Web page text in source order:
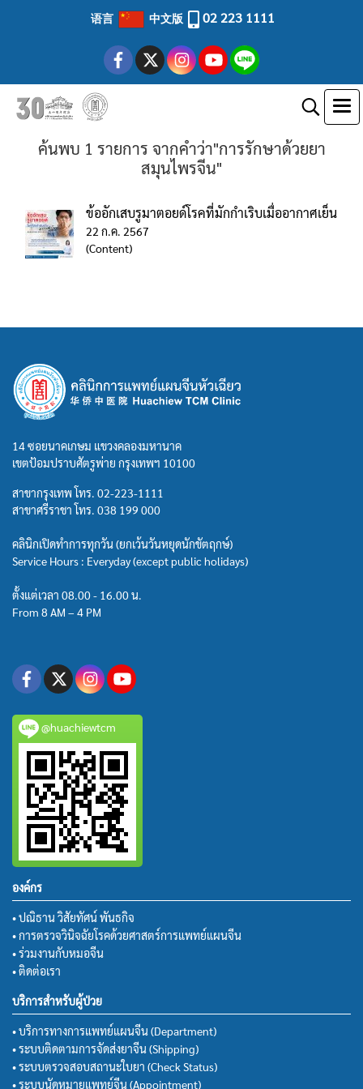
语言 中文版 02 223 1111
ค้นพบ 1 รายการ จากคำว่า"การรักษาด้วยยา
สมุนไพรจีน"
ข้ออักเสบรูมาตอยด์โรคที่มักกำเริบเมื่ออากาศเย็น
22 ก.ค. 2567
(Content)
14 ซอยนาคเกษม แขวงคลองมหานาค
เขตป้อมปราบศัตรูพ่าย กรุงเทพฯ 10100
สาขากรุงเทพ โทร. 02-223-1111
สาขาศรีราชา โทร. 038 199 000
คลินิกเปิดทำการทุกวัน (ยกเว้นวันหยุดนักขัตฤกษ์)
Service Hours : Everyday (except public holidays)
ตั้งแต่เวลา 08.00 - 16.00 น.
From 8 AM – 4 PM
@huachiewtcm
องค์กร
• ปณิธาน วิสัยทัศน์ พันธกิจ
• การตรวจวินิจฉัยโรคด้วยศาสตร์การแพทย์แผนจีน
• ร่วมงานกับหมอจีน
• ติดต่อเรา
บริการสำหรับผู้ป่วย
• บริการทางการแพทย์แผนจีน (Department)
• ระบบติดตามการจัดส่งยาจีน (Shipping)
• ระบบตรวจสอบสถานะใบยา (Check Status)
• ระบบนัดหมายแพทย์จีน (Appointment)